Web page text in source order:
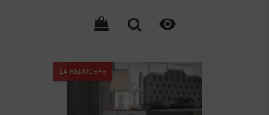

LA REDUCERE